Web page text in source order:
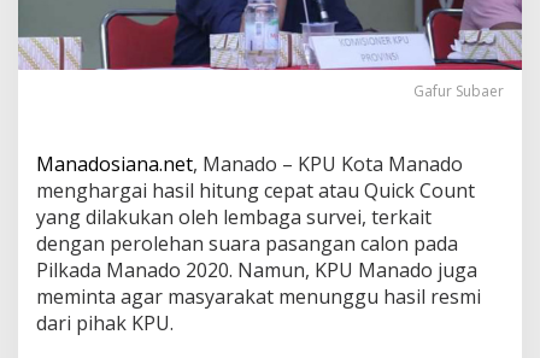
a
r
a
k
u
n
g
g
u
P
e
n
Gafur Subaer
Manadosiana.net, Manado – KPU Kota Manado
menghargai hasil hitung cepat atau Quick Count
yang dilakukan oleh lembaga survei, terkait
dengan perolehan suara pasangan calon pada
Pilkada Manado 2020. Namun, KPU Manado juga
meminta agar masyarakat menunggu hasil resmi
dari pihak KPU.